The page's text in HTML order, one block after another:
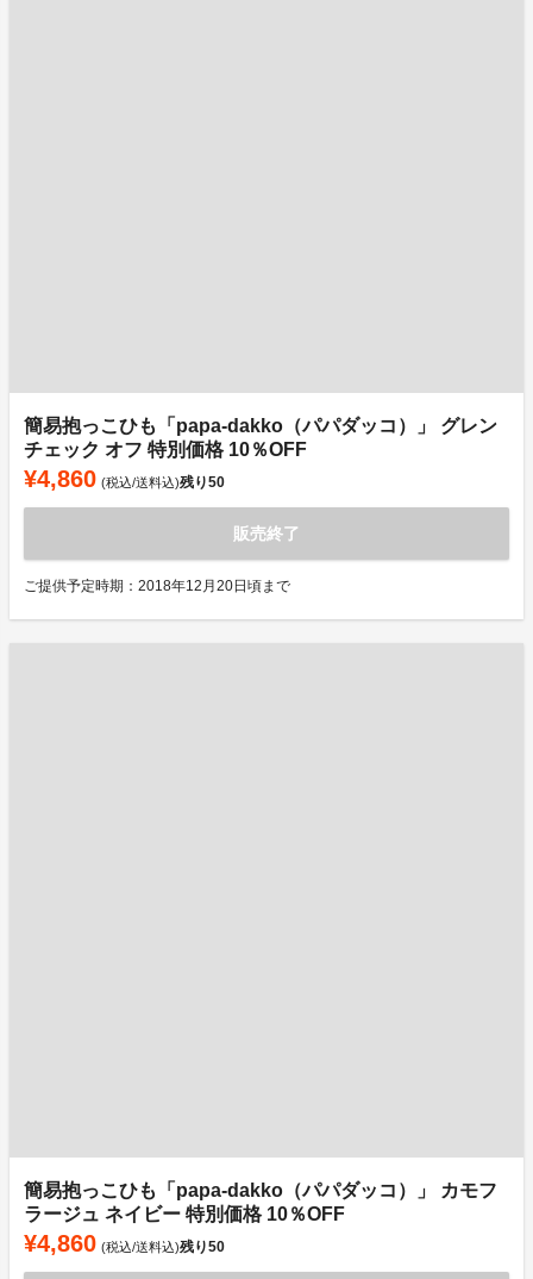
簡易抱っこひも「papa-dakko（パパダッコ）」 グレン
チェック オフ 特別価格 10％OFF
¥4,860 (税込/送料込)残り50
販売終了
ご提供予定時期：2018年12月20日頃まで
簡易抱っこひも「papa-dakko（パパダッコ）」 カモフ
ラージュ ネイビー 特別価格 10％OFF
¥4,860 (税込/送料込)残り50